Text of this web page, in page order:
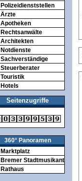
Polizeidienststellen
Ärzte
Apotheken
Rechtsanwälte
Architekten
Notdienste
Sachverständige
Steuerberater
Touristik
Hotels
Seitenzugriffe
360° Panoramen
Marktplatz
Bremer Stadtmusikanten
Rathaus